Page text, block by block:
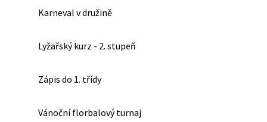
Karneval v družině
Lyžařský kurz - 2. stupeň
Zápis do 1. třídy
Vánoční florbalový turnaj